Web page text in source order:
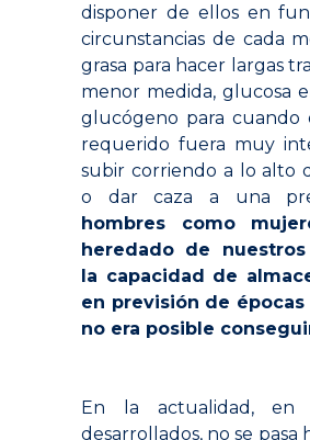
disponer de ellos en
circunstancias de cada
grasa para hacer largas
menor medida, glucosa
glucógeno para cuando
requerido fuera muy
subir corriendo a lo alto
o dar caza a una
hombres como
heredado de
la capacidad de
en previsión de épocas
no era posible
En la actualidad, en
desarrollados, no se pasa